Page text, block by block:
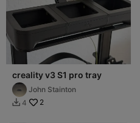
creality v3 S1 pro tray
John Stainton
 4 2